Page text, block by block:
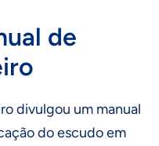
de
divulgou um manual
do escudo em